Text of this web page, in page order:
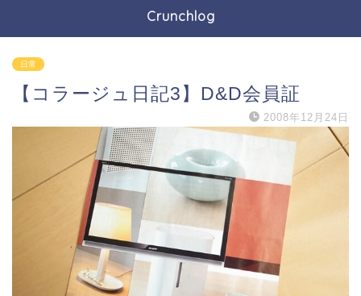
Crunchlog
日常
【コラージュ日記3】D&D会員証
2008年12月24日